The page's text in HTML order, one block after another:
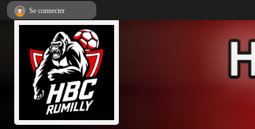
Se connecter
Panneau de gestion des cookies